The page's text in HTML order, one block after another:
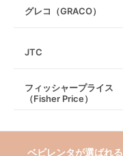
グレコ（GRACO）
JTC
フィッシャープライス
（Fisher Price）
ベビレンタが選ばれ